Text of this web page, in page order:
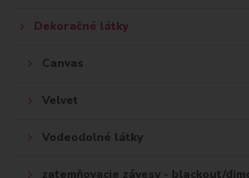
Dekoračné látky
Canvas
Velvet
Vodeodolné látky
zatemňovacie závesy - blackout/